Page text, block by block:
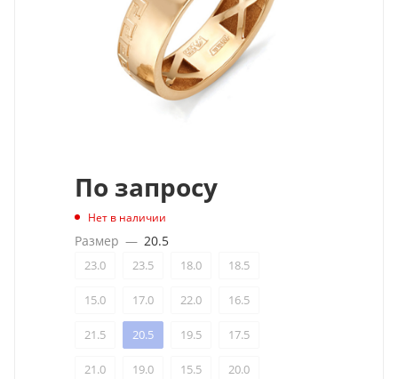
По запросу
Нет в наличии
Размер — 20.5
23.0 23.5 18.0 18.5
15.0 17.0 22.0 16.5
21.5 20.5 19.5 17.5
21.0 19.0 15.5 20.0